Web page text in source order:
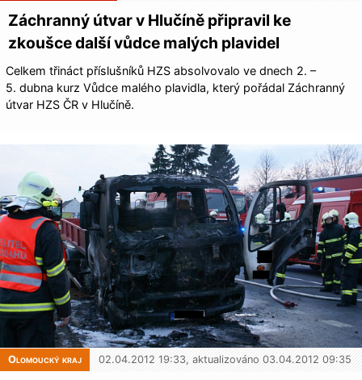
Záchranný útvar v Hlučíně připravil ke
zkoušce další vůdce malých plavidel
Celkem třináct příslušníků HZS absolvovalo ve dnech 2. –
5. dubna kurz Vůdce malého plavidla, který pořádal Záchranný
útvar HZS ČR v Hlučíně.
Olomoucký kraj 02.04.2012 19:33, aktualizováno 03.04.2012 09:35